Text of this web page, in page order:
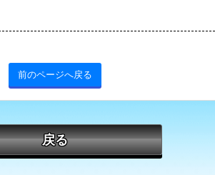
前のページへ戻る
戻る